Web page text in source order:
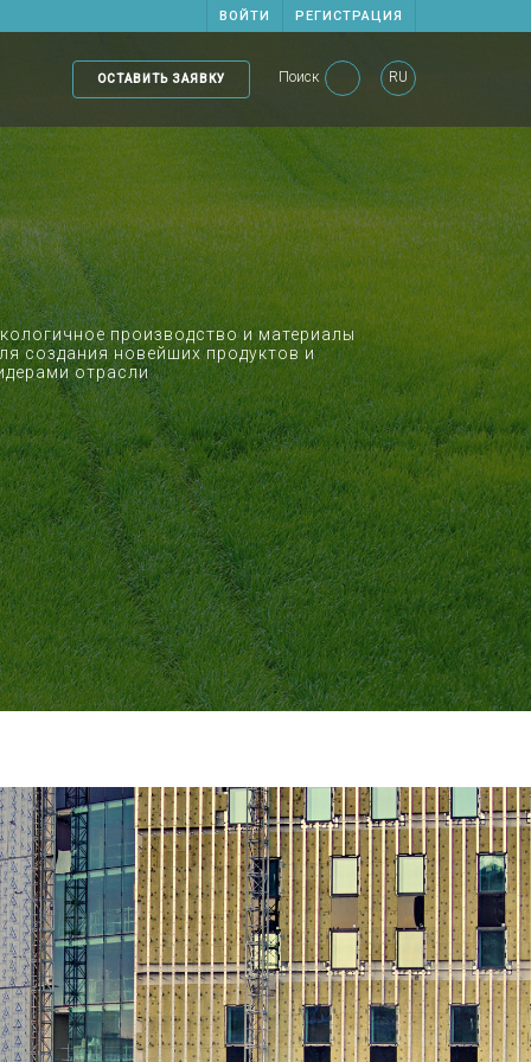
РЕГИСТРАЦИЯ
ВОЙТИ
RU
Поиск
ОСТАВИТЬ ЗАЯВКУ
производство и материалы
создания новейших продуктов и
отрасли